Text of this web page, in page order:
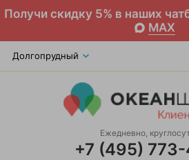
Получи скидку 5% в наших
MAX
Долгопрудный
Ежедневно,
+7 (495)